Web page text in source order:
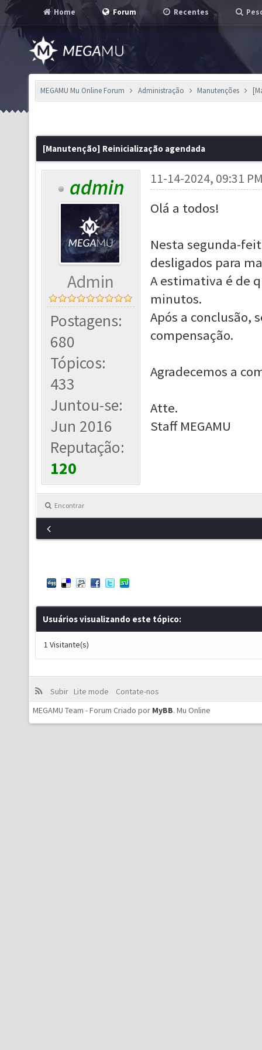
Home Forum Recentes
MEGAMU Mu Online Forum Administração Manutenções
[Manutenção] Reinicialização agendada
admin
Admin
Postagens:
680
Tópicos:
433
Juntou-se:
Jun 2016
Reputação:
120
11-14-2024, 09:31
Olá a todos!
Nesta segunda-
desligados para
A estimativa é de
minutos.
Após a conclusão,
compensação.
Agradecemos a
Atte.
Staff MEGAMU
Encontrar
Usuários visualizando este tópico:
1 Visitante(s)
Subir Lite mode
Contate-nos
MEGAMU Team - Forum Criado por MyBB. Mu Online